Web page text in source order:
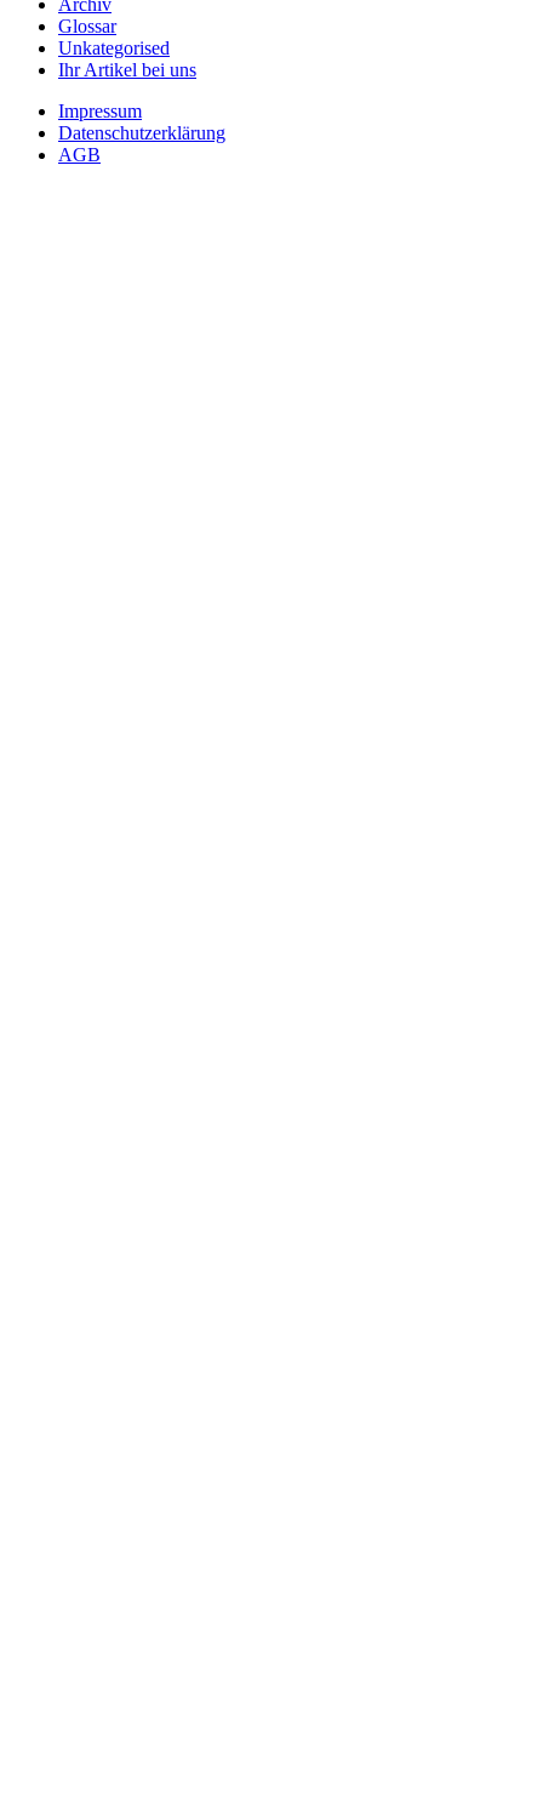
Archiv
Glossar
Unkategorised
Ihr Artikel bei uns
Impressum
Datenschutzerklärung
AGB